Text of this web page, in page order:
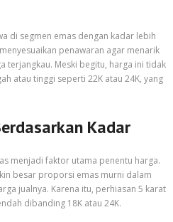
di segmen emas dengan kadar lebih
penawaran agar menarik
terjangkau. Meski begitu, harga ini tidak
atau tinggi seperti 22K atau 24K, yang
Kadar
menjadi faktor utama penentu harga.
besar proporsi emas murni dalam
jualnya. Karena itu, perhiasan 5 karat
dibanding 18K atau 24K.